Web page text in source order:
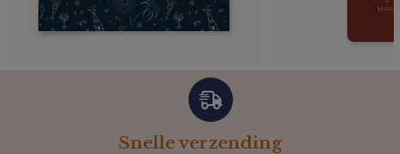
Snelle verzending